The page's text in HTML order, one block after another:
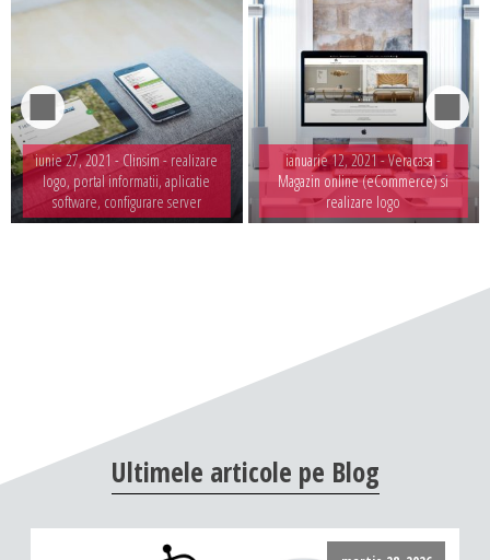
iunie 27, 2021 - Clinsim - realizare
logo, portal informatii, aplicatie
software, configurare server
ianuarie 12, 2021 -Veracasa -
Magazin online (eCommerce) si
realizare logo
Ultimele articole pe Blog